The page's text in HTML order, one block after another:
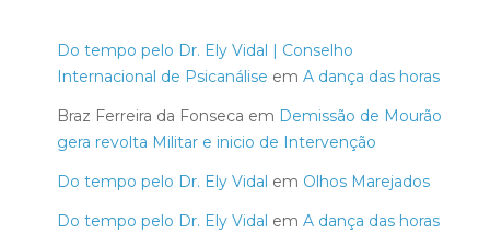
Do tempo pelo Dr. Ely Vidal | Conselho
Internacional de Psicanálise em A dança das horas
Braz Ferreira da Fonseca em Demissão de Mourão
gera revolta Militar e inicio de Intervenção
Do tempo pelo Dr. Ely Vidal em Olhos Marejados
Do tempo pelo Dr. Ely Vidal em A dança das horas